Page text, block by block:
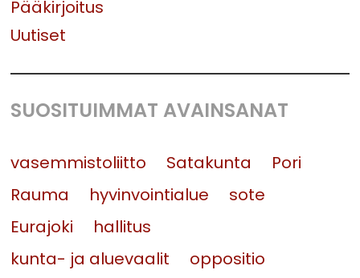
Pääkirjoitus
Uutiset
SUOSITUIMMAT AVAINSANAT
vasemmistoliitto Satakunta
Pori
Rauma
hyvinvointialue
sote
Eurajoki
hallitus
kunta- ja aluevaalit
oppositio